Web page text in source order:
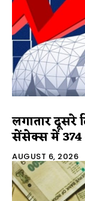
लगातार दूसरे
सेंसेक्स में
AUGUST 6, 2026